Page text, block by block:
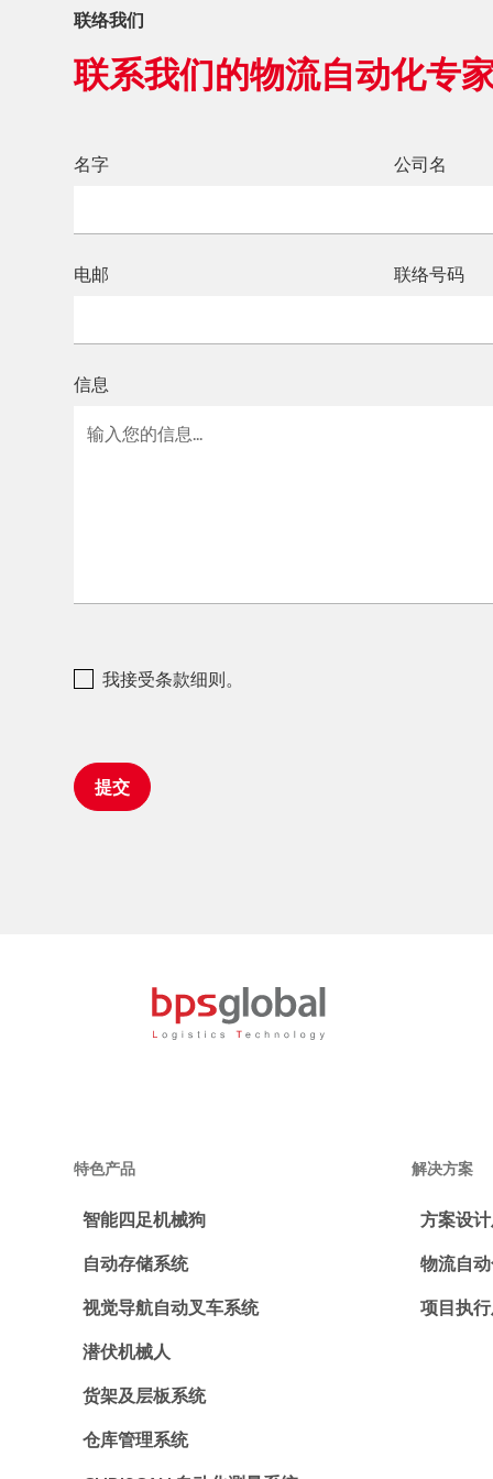
联络我们
联系我们的物流自动化专
名字 公司名
电邮 联络号码
信息
我接受条款细则。
特色产品
智能四足机械狗
自动存储系统
视觉导航自动叉车系统
潜伏机械人
货架及层板系统
仓库管理系统
解决方案
方案设
物流自
项目执